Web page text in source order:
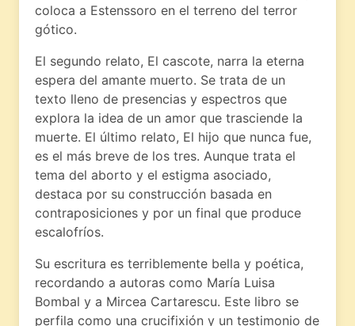
coloca a Estenssoro en el terreno del terror
gótico.
El segundo relato, El cascote, narra la eterna
espera del amante muerto. Se trata de un
texto lleno de presencias y espectros que
explora la idea de un amor que trasciende la
muerte. El último relato, El hijo que nunca fue,
es el más breve de los tres. Aunque trata el
tema del aborto y el estigma asociado,
destaca por su construcción basada en
contraposiciones y por un final que produce
escalofríos.
Su escritura es terriblemente bella y poética,
recordando a autoras como María Luisa
Bombal y a Mircea Cartarescu. Este libro se
perfila como una crucifixión y un testimonio de